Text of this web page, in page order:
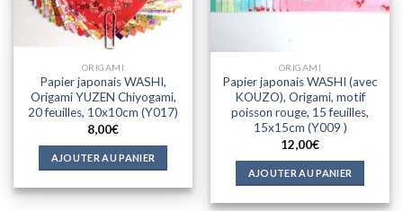
ORIGAMI
Papier japonais WASHI,
Origami YUZEN Chiyogami,
20 feuilles, 10x10cm (Y017)
8,00€
AJOUTER AU PANIER
ORIGAMI
Papier japonais WASHI (avec
KOUZO), Origami, motif
poisson rouge, 15 feuilles,
15x15cm (Y009 )
12,00€
AJOUTER AU PANIER